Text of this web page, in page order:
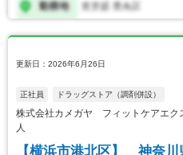
更新日：2026年6月26日
正社員 ドラッグストア（調剤併設）
株式会社カメガヤ フィットケアエ
人
【横浜市港北区】 神奈